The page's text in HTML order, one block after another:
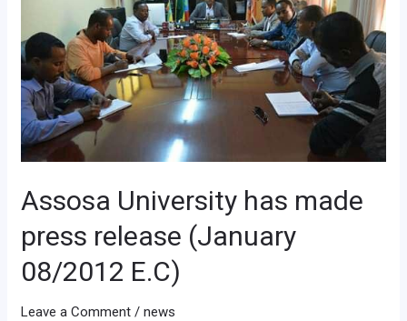
Assosa University has made
press release (January
08/2012 E.C)
Leave a Comment /news
made
press
release
(January
08/2012
E.C)